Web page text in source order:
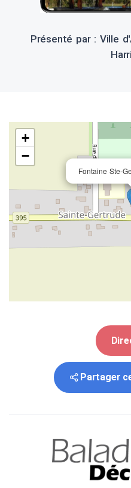
Présenté par : Ville
Fontaine Ste-
+
−
Partager